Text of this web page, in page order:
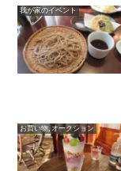
我が家のイベント
お買い物, オークション